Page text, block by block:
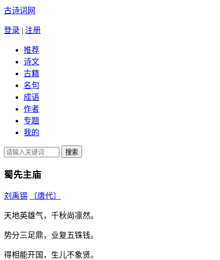
古诗词网
登录 | 注册
推荐
诗文
古籍
名句
成语
作者
专题
我的
蜀先主庙
刘禹锡 〔唐代〕
天地英雄气，千秋尚凛然。
势分三足鼎，业复五铢钱。
得相能开国，生儿不象贤。